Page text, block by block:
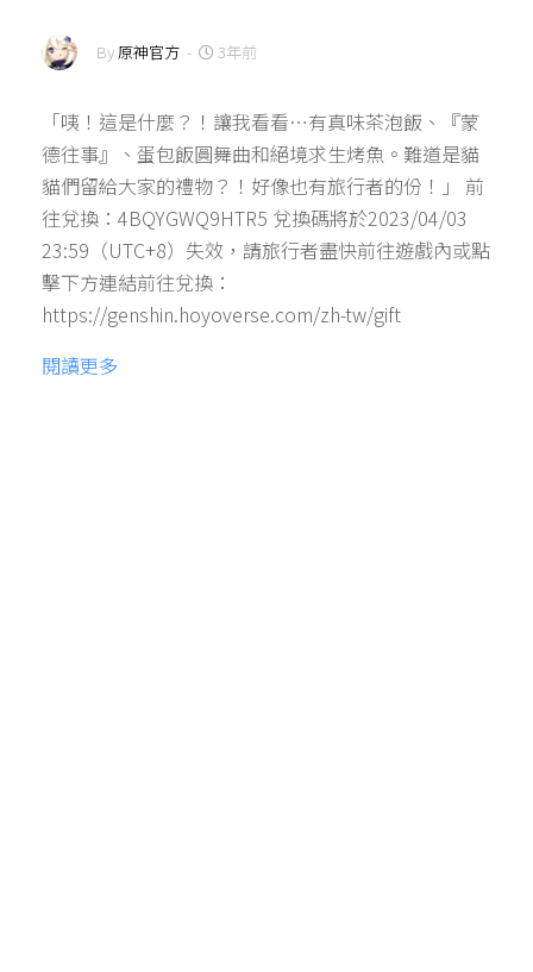
By原神官方 - 3年前
「咦！這是什麼？！讓我看看…有真味茶泡飯、『蒙
德往事』、蛋包飯圓舞曲和絕境求生烤魚。難道是貓
貓們留給大家的禮物？！好像也有旅行者的份！」 前
往兌換：4BQYGWQ9HTR5 兌換碼將於2023/04/03
23:59（UTC+8）失效，請旅行者盡快前往遊戲內或點
擊下方連結前往兌換：
https://genshin.hoyoverse.com/zh-tw/gift
閱讀更多